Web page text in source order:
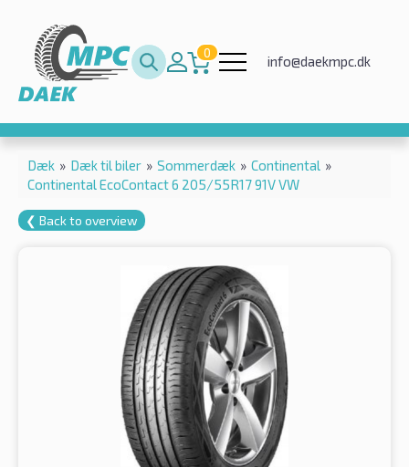
0
info@daekmpc.dk
Dæk » Dæk til biler » Sommerdæk » Continental »
Continental EcoContact 6 205/55R17 91V VW
❮ Back to overview